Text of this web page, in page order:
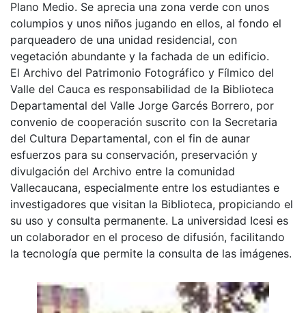
Plano Medio. Se aprecia una zona verde con unos
columpios y unos niños jugando en ellos, al fondo el
parqueadero de una unidad residencial, con
vegetación abundante y la fachada de un edificio.
El Archivo del Patrimonio Fotográfico y Fílmico del
Valle del Cauca es responsabilidad de la Biblioteca
Departamental del Valle Jorge Garcés Borrero, por
convenio de cooperación suscrito con la Secretaria
del Cultura Departamental, con el fin de aunar
esfuerzos para su conservación, preservación y
divulgación del Archivo entre la comunidad
Vallecaucana, especialmente entre los estudiantes e
investigadores que visitan la Biblioteca, propiciando el
su uso y consulta permanente. La universidad Icesi es
un colaborador en el proceso de difusión, facilitando
la tecnología que permite la consulta de las imágenes.